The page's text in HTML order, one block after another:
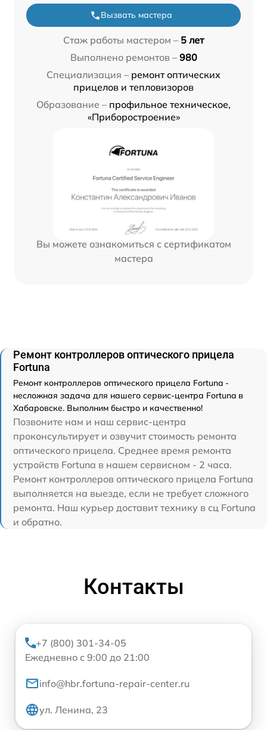
Вызвать мастера
Стаж работы мастером – 5 лет
Выполнено ремонтов – 980
Специализация – ремонт оптических
прицелов и тепловизоров
Образование – профильное техническое,
«Приборостроение»
Вы можете ознакомиться с сертификатом
мастера
Ремонт контроллеров оптического прицела
Fortuna
Ремонт контроллеров оптического прицела Fortuna -
несложная задача для нашего сервис-центра Fortuna в
Хабаровске. Выполним быстро и качественно!
Позвоните нам и наш сервис-центра
проконсультирует и озвучит стоимость ремонта
оптического прицела. Среднее время ремонта
устройств Fortuna в нашем сервисном - 2 часа.
Ремонт контроллеров оптического прицела Fortuna
выполняется на выезде, если не требует сложного
ремонта. Наш курьер доставит технику в сц Fortuna
и обратно.
Контакты
+7 (800) 301-34-05
Ежедневно с 9:00 до 21:00
info@hbr.fortuna-repair-center.ru
ул. Ленина, 23